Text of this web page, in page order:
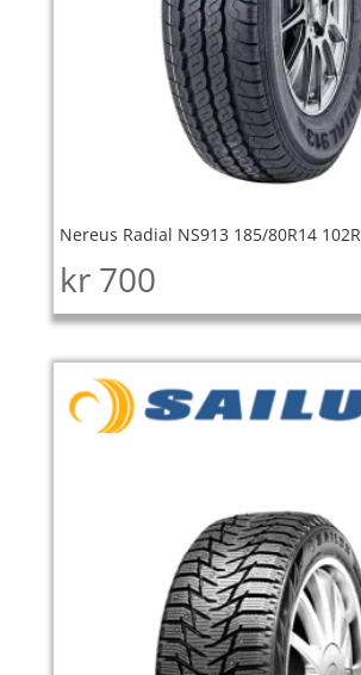
Nereus Radial NS913 185/80R14 102R
kr 700